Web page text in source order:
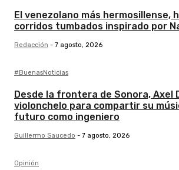
El venezolano más hermosillense,
corridos tumbados inspirado por
Redacción - 7 agosto, 2026
#BuenasNoticias
Desde la frontera de Sonora, Axel
violonchelo para compartir su
futuro como ingeniero
Guillermo Saucedo - 7 agosto, 2026
Opinión